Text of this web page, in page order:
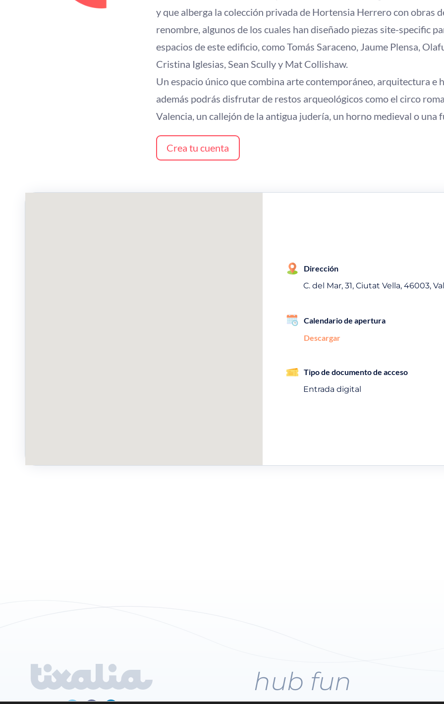
y que alberga la colección privada de Hortensia Herrero con obras
renombre, algunos de los cuales han diseñado piezas site-specific
espacios de este edificio, como Tomás Saraceno, Jaume Plensa,
Cristina Iglesias, Sean Scully y Mat Collishaw.
Un espacio único que combina arte contemporáneo, arquitectura e
además podrás disfrutar de restos arqueológicos como el circo
Valencia, un callejón de la antigua judería, un horno medieval o una
Crea tu cuenta
Dirección
C. del Mar, 31, Ciutat Vella, 46003,
Calendario de apertura
Descargar
Tipo de documento de acceso
Entrada digital
hub fun